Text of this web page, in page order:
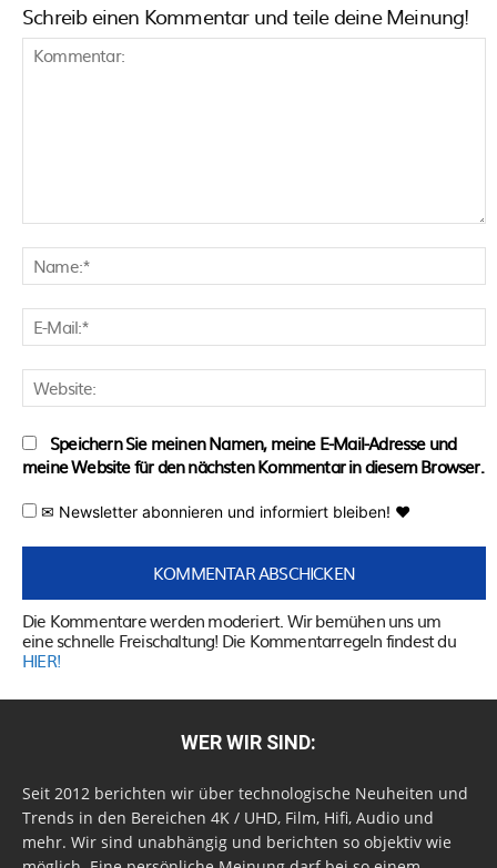
Schreib einen Kommentar und teile deine Meinung!
Speichern Sie meinen Namen, meine E-Mail-Adresse und
meine Website für den nächsten Kommentar in diesem Browser.
✉ Newsletter abonnieren und informiert bleiben! ♥
Die Kommentare werden moderiert. Wir bemühen uns um
eine schnelle Freischaltung! Die Kommentarregeln findest du
HIER!
WER WIR SIND:
Seit 2012 berichten wir über technologische Neuheiten und
Trends in den Bereichen 4K / UHD, Film, Hifi, Audio und
mehr. Wir sind unabhängig und berichten so objektiv wie